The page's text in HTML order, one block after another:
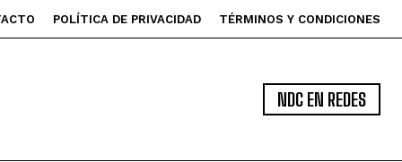
POLÍTICA DE PRIVACIDAD TÉRMINOS Y CONDICIONES
NDC EN REDES